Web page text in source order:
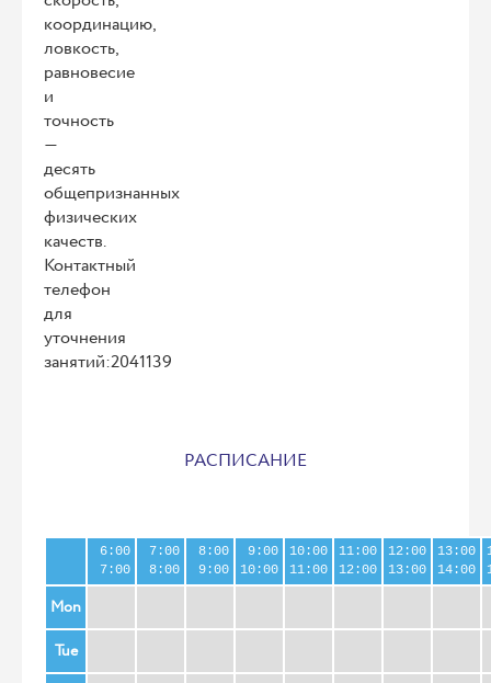
координацию,
ловкость,
равновесие
и
точность
—
десять
общепризнанных
физических
качеств.
Контактный
телефон
для
уточнения
занятий:2041139
РАСПИСАНИЕ
6:00
7:00
7:00
8:00
8:00
9:00
9:00
10:00
10:00
11:00
11:00
12:00
12:00
13:00
13:00
14:00
Mon
Tue